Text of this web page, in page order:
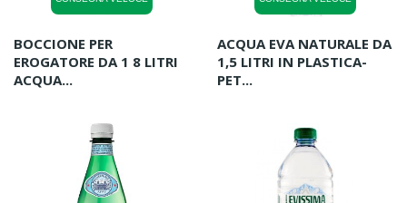
BOCCIONE PER
EROGATORE DA 1 8 LITRI
ACQUA...
ACQUA EVA NATURALE DA
1,5 LITRI IN PLASTICA-
PET...